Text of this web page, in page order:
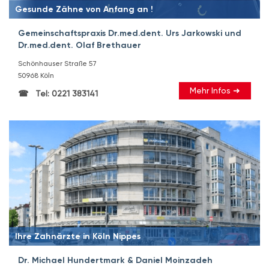
Gesunde Zähne von Anfang an !
Gemeinschaftspraxis Dr.med.dent. Urs Jarkowski und
Dr.med.dent. Olaf Brethauer
Schönhauser Straße 57
50968 Köln
Tel: 0221 383141 Mehr Infos ➜
Ihre Zahnärzte in Köln Nippes
Dr. Michael Hundertmark & Daniel Moinzadeh